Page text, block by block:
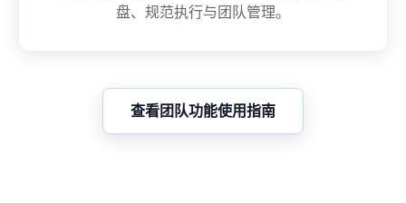
盘、规范执行与团队管理。
查看团队功能使用指南